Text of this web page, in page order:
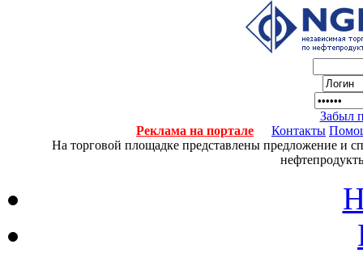
Забыл
Реклама на портале
Контакты
На торговой площадке представлены предложение и